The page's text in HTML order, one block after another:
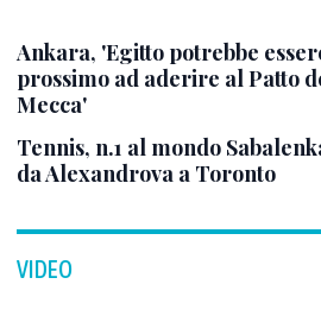
Ankara, 'Egitto potrebbe
prossimo ad aderire al Patto
Mecca'
Tennis, n.1 al mondo
da Alexandrova a Toronto
VIDEO